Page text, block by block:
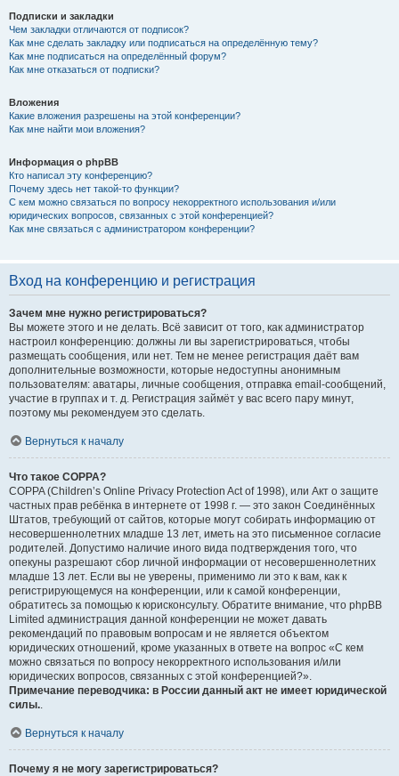
Подписки и закладки
Чем закладки отличаются от подписок?
Как мне сделать закладку или подписаться на определённую тему?
Как мне подписаться на определённый форум?
Как мне отказаться от подписки?
Вложения
Какие вложения разрешены на этой конференции?
Как мне найти мои вложения?
Информация о phpBB
Кто написал эту конференцию?
Почему здесь нет такой-то функции?
С кем можно связаться по вопросу некорректного использования и/или
юридических вопросов, связанных с этой конференцией?
Как мне связаться с администратором конференции?
Вход на конференцию и регистрация
Зачем мне нужно регистрироваться?
Вы можете этого и не делать. Всё зависит от того, как администратор
настроил конференцию: должны ли вы зарегистрироваться, чтобы
размещать сообщения, или нет. Тем не менее регистрация даёт вам
дополнительные возможности, которые недоступны анонимным
пользователям: аватары, личные сообщения, отправка email-сообщений,
участие в группах и т. д. Регистрация займёт у вас всего пару минут,
поэтому мы рекомендуем это сделать.
Вернуться к началу
Что такое COPPA?
COPPA (Children’s Online Privacy Protection Act of 1998), или Акт о защите
частных прав ребёнка в интернете от 1998 г. — это закон Соединённых
Штатов, требующий от сайтов, которые могут собирать информацию от
несовершеннолетних младше 13 лет, иметь на это письменное согласие
родителей. Допустимо наличие иного вида подтверждения того, что
опекуны разрешают сбор личной информации от несовершеннолетних
младше 13 лет. Если вы не уверены, применимо ли это к вам, как к
регистрирующемуся на конференции, или к самой конференции,
обратитесь за помощью к юрисконсульту. Обратите внимание, что phpBB
Limited администрация данной конференции не может давать
рекомендаций по правовым вопросам и не является объектом
юридических отношений, кроме указанных в ответе на вопрос «С кем
можно связаться по вопросу некорректного использования и/или
юридических вопросов, связанных с этой конференцией?».
Примечание переводчика: в России данный акт не имеет юридической
силы..
Вернуться к началу
Почему я не могу зарегистрироваться?